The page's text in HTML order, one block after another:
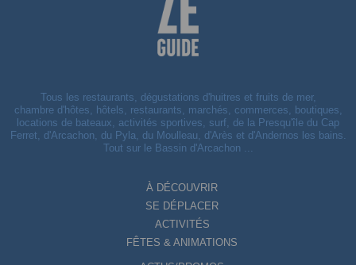
Tous les restaurants, dégustations d'huitres et fruits de mer,
chambre d'hôtes, hôtels, restaurants, marchés, commerces, boutiques,
locations de bateaux, activités sportives, surf, de la Presqu'île du Cap
Ferret, d'Arcachon, du Pyla, du Moulleau, d'Arès et d'Andernos les bains.
Tout sur le Bassin d'Arcachon ...
À DÉCOUVRIR
SE DÉPLACER
ACTIVITÉS
FÊTES & ANIMATIONS